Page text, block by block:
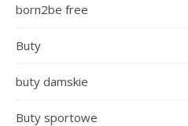
born2be free
Buty
buty damskie
Buty sportowe